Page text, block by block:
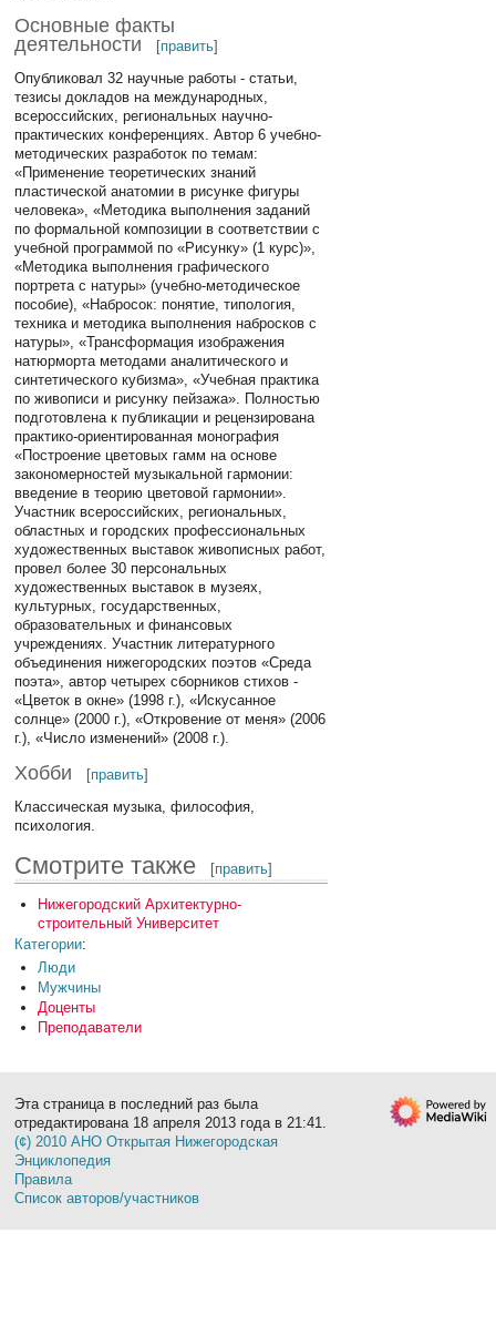
Основные факты
деятельности
[править]
Опубликовал 32 научные работы - статьи,
тезисы докладов на международных,
всероссийских, региональных научно-
практических конференциях. Автор 6 учебно-
методических разработок по темам:
«Применение теоретических знаний
пластической анатомии в рисунке фигуры
человека», «Методика выполнения заданий
по формальной композиции в соответствии с
учебной программой по «Рисунку» (1 курс)»,
«Методика выполнения графического
портрета с натуры» (учебно-методическое
пособие), «Набросок: понятие, типология,
техника и методика выполнения набросков с
натуры», «Трансформация изображения
натюрморта методами аналитического и
синтетического кубизма», «Учебная практика
по живописи и рисунку пейзажа». Полностью
подготовлена к публикации и рецензирована
практико-ориентированная монография
«Построение цветовых гамм на основе
закономерностей музыкальной гармонии:
введение в теорию цветовой гармонии».
Участник всероссийских, региональных,
областных и городских профессиональных
художественных выставок живописных работ,
провел более 30 персональных
художественных выставок в музеях,
культурных, государственных,
образовательных и финансовых
учреждениях. Участник литературного
объединения нижегородских поэтов «Среда
поэта», автор четырех сборников стихов -
«Цветок в окне» (1998 г.), «Искусанное
солнце» (2000 г.), «Откровение от меня» (2006
г.), «Число изменений» (2008 г.).
Хобби [править]
Классическая музыка, философия,
психология.
Смотрите также [править]
Нижегородский Архитектурно-
строительный Университет
Категории:
Люди
Мужчины
Доценты
Преподаватели
Эта страница в последний раз была
отредактирована 18 апреля 2013 года в 21:41.
(¢) 2010 АНО Открытая Нижегородская
Энциклопедия
Правила
Список авторов/участников